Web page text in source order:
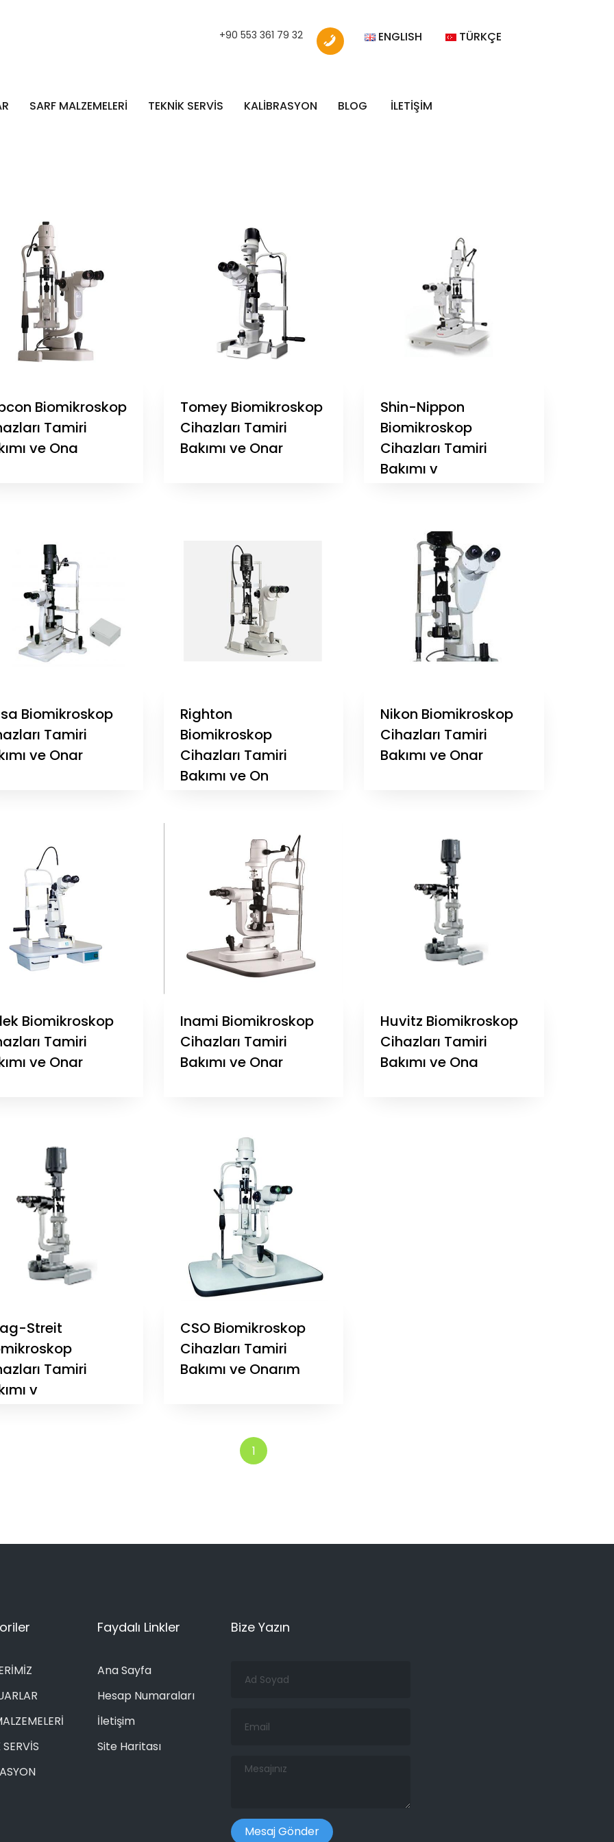
+90 553 361 79 32 ENGLISH TÜRKÇE
SARF MALZEMELERİ TEKNİK SERVİS KALİBRASYON BLOG İLETİŞİM
Biomikroskop
Tamiri
ve Ona
Tomey Biomikroskop
Cihazları Tamiri
Bakımı ve Onar
Shin-Nippon
Biomikroskop
Cihazları Tamiri
Bakımı v
Biomikroskop
Tamiri
ve Onar
Righton
Biomikroskop
Cihazları Tamiri
Bakımı ve On
Nikon Biomikroskop
Cihazları Tamiri
Bakımı ve Onar
Biomikroskop
Tamiri
ve Onar
Inami Biomikroskop
Cihazları Tamiri
Bakımı ve Onar
Huvitz Biomikroskop
Cihazları Tamiri
Bakımı ve Ona
Streit
Tamiri
v
CSO Biomikroskop
Cihazları Tamiri
Bakımı ve Onarım
1
Faydalı Linkler
Ana Sayfa
Hesap Numaraları
İletişim
Site Haritası
Bize Yazın
Soyad
Mesajınız